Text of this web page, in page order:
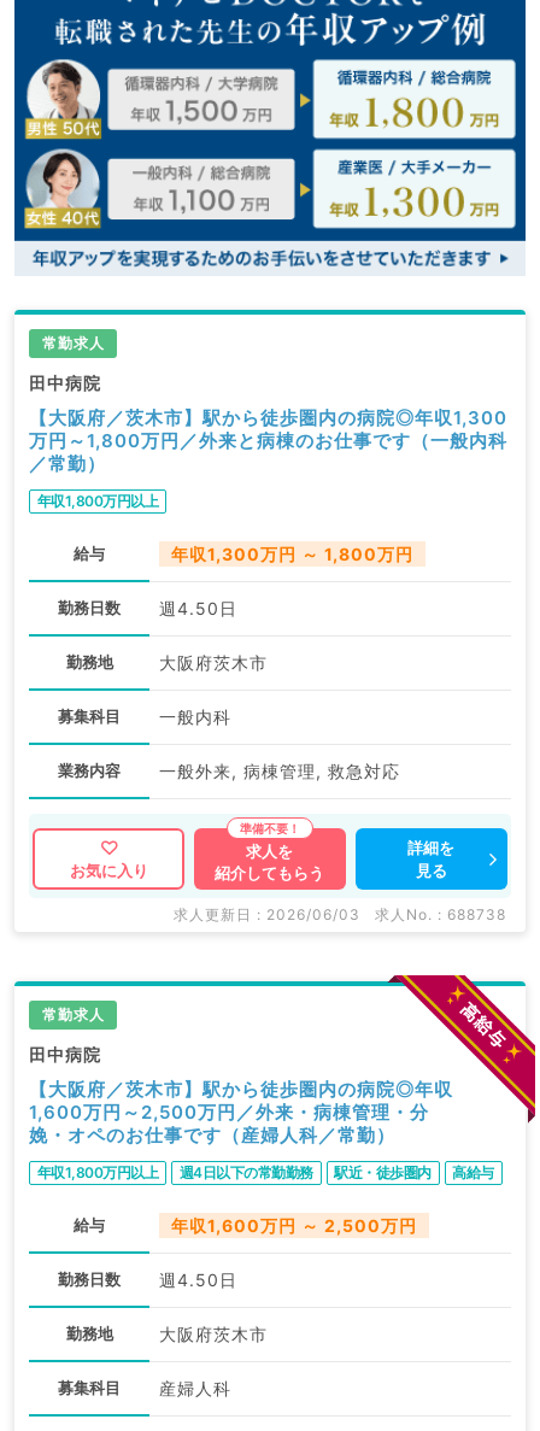
常勤求人
田中病院
【大阪府／茨木市】駅から徒歩圏内の病院◎年収1,300
万円～1,800万円／外来と病棟のお仕事です（一般内科
／常勤）
年収1,800万円以上
給与 年収1,300万円 ～ 1,800万円
勤務日数 週4.50日
勤務地 大阪府茨木市
募集科目 一般内科
業務内容 一般外来, 病棟管理, 救急対応
お気に入り
求人を
紹介してもらう
詳細を
見る
求人更新日 : 2026/06/03 求人No. : 688738
常勤求人
田中病院
【大阪府／茨木市】駅から徒歩圏内の病院◎年収
1,600万円～2,500万円／外来・病棟管理・分
娩・オペのお仕事です（産婦人科／常勤）
年収1,800万円以上 週4日以下の常勤勤務 駅近・徒歩圏内 高給与
給与 年収1,600万円 ～ 2,500万円
勤務日数 週4.50日
勤務地 大阪府茨木市
募集科目 産婦人科